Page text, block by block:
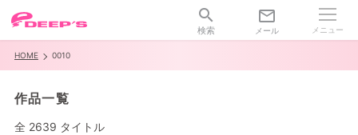
メニュー
search mail_outline
HOME 0010
作品一覧
全 2639 タイトル